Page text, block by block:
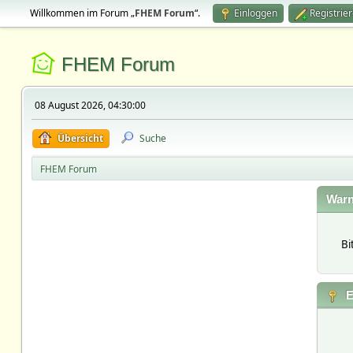
Willkommen im Forum „FHEM Forum“. Einloggen
FHEM Forum
08 August 2026, 04:30:00
Übersicht Suche
FHEM Forum